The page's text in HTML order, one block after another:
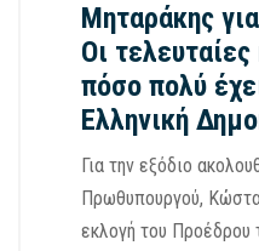
Μηταράκης
Οι
πόσο πολύ
Ελληνική
Για την εξόδιο
Πρωθυπουργού, Κώστα
εκλογή του Προέδρου